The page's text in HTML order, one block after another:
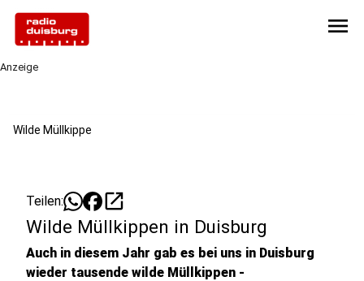
menu
Anzeige
Wilde Müllkippe
Teilen: open_in_new
Wilde Müllkippen in Duisburg
Auch in diesem Jahr gab es bei uns in Duisburg
wieder tausende wilde Müllkippen -